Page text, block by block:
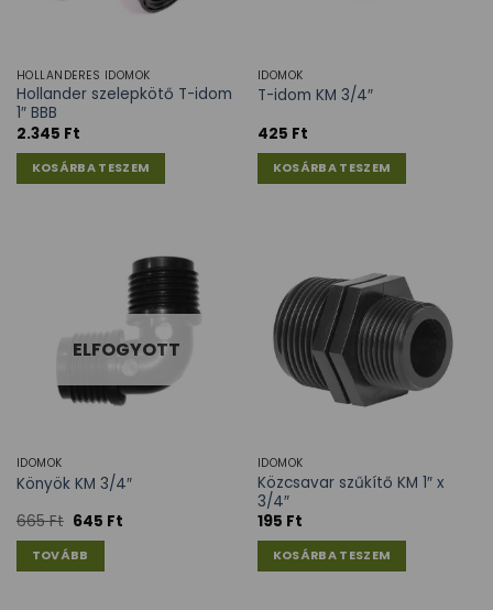
HOLLANDERES IDOMOK
Hollander szelepkötő T-idom
1″ BBB
2.345 Ft
KOSÁRBA TESZEM
IDOMOK
T-idom KM 3/4″
425 Ft
KOSÁRBA TESZEM
ELFOGYOTT
IDOMOK
Könyök KM 3/4″
665Ft 645 Ft
TOVÁBB
IDOMOK
Közcsavar szűkítő KM 1″ x
3/4″
195 Ft
KOSÁRBA TESZEM